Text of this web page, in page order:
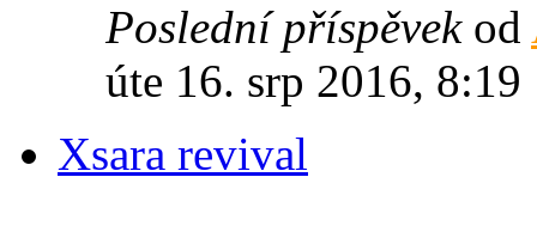
Poslední příspěvekod
úte 16. srp 2016, 8:19
Xsara revival